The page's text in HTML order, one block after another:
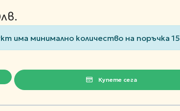
има минимално количество на поръчка 15
Купете сега